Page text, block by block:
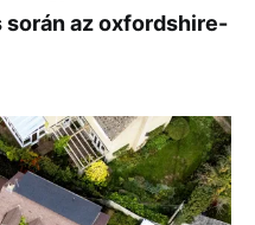
az oxfordshire-